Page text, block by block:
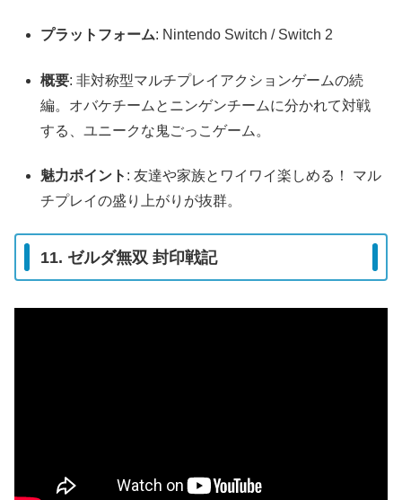
プラットフォーム: Nintendo Switch / Switch 2
概要: 非対称型マルチプレイアクションゲームの続
編。オバケチームとニンゲンチームに分かれて対戦
する、ユニークな鬼ごっこゲーム。
魅力ポイント : 友達や家族とワイワイ楽しめる！ マル
チプレイの盛り上がりが抜群。
11. ゼルダ無双 封印戦記